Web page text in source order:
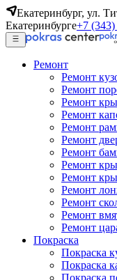
Екатеринбург, ул.
Екатеринбурге+7
Ремонт
Ремонт
Ремонт
Ремонт
Ремонт
Ремонт
Ремонт
Ремонт
Ремонт
Ремонт
Ремонт
Ремонт
Ремонт
Ремонт
Покраска
Покраска
Покраска